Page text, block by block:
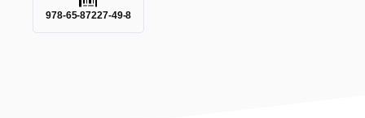
978-65-87227-49-8